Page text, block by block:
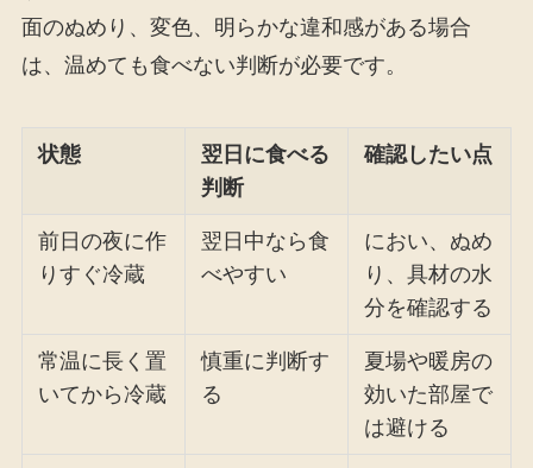
面のぬめり、変色、明らかな違和感がある場合
は、温めても食べない判断が必要です。
状態
翌日に食べる
判断
確認したい点
前日の夜に作
りすぐ冷蔵
翌日中なら食
べやすい
におい、ぬめ
り、具材の水
分を確認する
常温に長く置
いてから冷蔵
慎重に判断す
る
夏場や暖房の
効いた部屋で
は避ける